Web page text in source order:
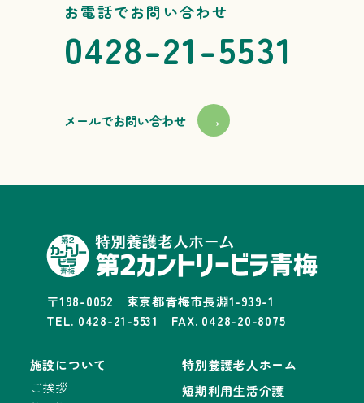
お電話でお問い合わせ
0428-21-5531
メールでお問い合わせ →
〒198-0052 東京都青梅市長淵1-939-1
TEL. 0428-21-5531 FAX. 0428-20-8075
施設について
ご挨拶
特別養護老人ホーム
短期利用生活介護